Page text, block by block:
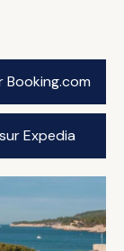
Booking.com
Expedia